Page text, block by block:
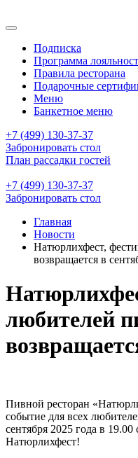
Подписка
Программа
Правила ресторана
Подарочные
Меню
Банкетное меню
+7 (499) 130-37-37
Забронировать стол
План рассадки гостей
+7 (499) 130-37-37
Забронировать стол
Главная
Новости
Натюрлихфест,
возвращается в
любителей
Пивной ресторан
событие для всех
сентября 2025 года в 19.00
Натюрлихфест!